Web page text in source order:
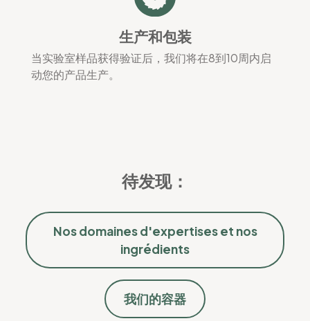
生产和包装
当实验室样品获得验证后，我们将在8到10周内启
动您的产品生产。
待发现：
Nos domaines d'expertises et nos
ingrédients
我们的容器